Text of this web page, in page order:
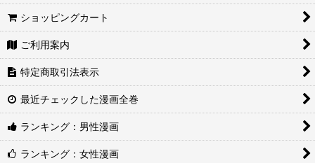
ショッピングカート
ご利用案内
特定商取引法表示
最近チェックした漫画全巻
ランキング：男性漫画
ランキング：女性漫画